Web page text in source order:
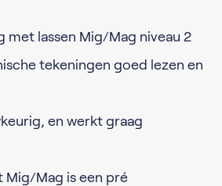
met lassen Mig/Mag niveau 2
tekeningen goed lezen en
en werkt graag
Mig/Mag is een pré